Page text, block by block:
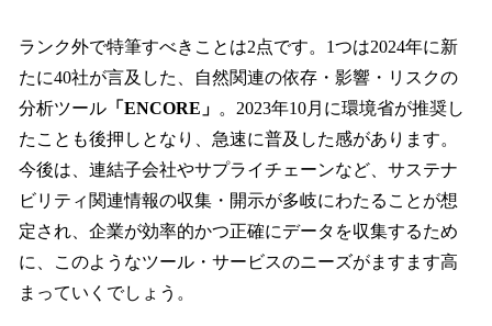
ランク外で特筆すべきことは2点です。1つは2024年に新
たに40社が言及した、自然関連の依存・影響・リスクの
分析ツール 「ENCORE」 。2023年10月に環境省が推奨し
たことも後押しとなり、急速に普及した感があります。
今後は、連結子会社やサプライチェーンなど、サステナ
ビリティ関連情報の収集・開示が多岐にわたることが想
定され、企業が効率的かつ正確にデータを収集するため
に、このようなツール・サービスのニーズがますます高
まっていくでしょう。